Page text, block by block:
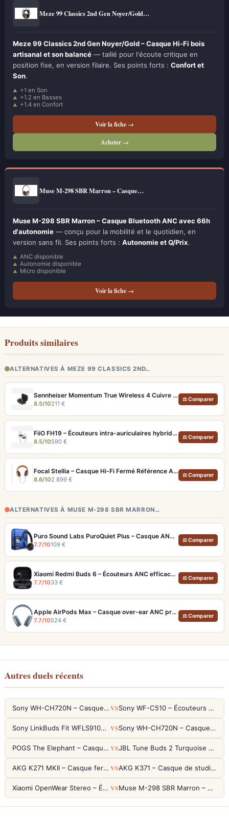
Meze 99 Classics 2nd Gen Noyer/Gold…
Meze 99 Classics 2nd Gen Noyer/Gold – Casque Hi-Fi bois
artisanal et son balancé — taillé pour l'écoute critique en
position fixe, en version filaire. Ses points forts : Confort et
Son.
+1 en Son
+1.2 en Basses
+1.4 en Confort
Voir la fiche →
Acheter →
Muse M-298 SBR Marron – Casque…
Muse M-298 SBR Marron – Casque Bluetooth ANC avec 66h
d'autonomie — conçu pour la mobilité et le quotidien, en
version sans fil. Ses points forts : Autonomie et Q/Prix.
ANC disponible
Autonomie disponible
Micro disponible
Voir la fiche →
Produits similaires
ALTERNATIVES À MEZE 99 CLASSICS 2ND…
Sennheiser Momentum True Wireless 4 Cuivre – Écouteurs audiophiles aptX Lossless et ANC adaptatif
8.5/10211 €
⚖ Comparer
FiiO FH19 – Écouteurs intra-auriculaires hybrides 8 drivers avec filtres interchangeables
8.5/10590 €
⚖ Comparer
Focal Stellia – Casque Hi-Fi Fermé Référence Audiophile Portable
8.6/102 899 €
⚖ Comparer
ALTERNATIVES À MUSE M-298 SBR MARRON…
Puro Sound Labs PuroQuiet Plus – Casque ANC pour voyages et sécurité 85dB
7.7/10109 €
⚖ Comparer
Xiaomi Redmi Buds 6 – Écouteurs ANC efficaces et confortables pour le quotidien
7.7/1033 €
⚖ Comparer
Apple AirPods Max – Casque over-ear ANC premium pour l'écosystème Apple
7.7/10524 €
⚖ Comparer
Autres duels récents
Sony WH-CH720N – Casque ANC 35h, Ultra-léger (192g) avec Processeur V1 VS Sony WF-C510 – Écouteurs True Wireless compacts, autonomie 22h et multipoint
Sony LinkBuds Fit WFLS910NW Blanc – Écouteurs Sport Ailes ANC VS Sony WH-CH720N – Casque ANC 35h, Ultra-léger (192g) avec Processeur V1
POGS The Elephant – Casque Filaire Enfants 85dB POGS-Safe™ (Éco-Responsable) VS JBL Tune Buds 2 Turquoise – Écouteurs True Wireless avec ANC et autonomie 48h
AKG K271 MKII – Casque fermé studio fiable pour une écoute neutre VS AKG K371 – Casque de studio fermé 50mm titane, réponse 5Hz-50kHz
Xiaomi OpenWear Stereo – Écouteurs Open-Ear Hi-Res avec réduction de fuite sonore VS Muse M-298 SBR Marron – Casque Bluetooth ANC avec 66h d'autonomie